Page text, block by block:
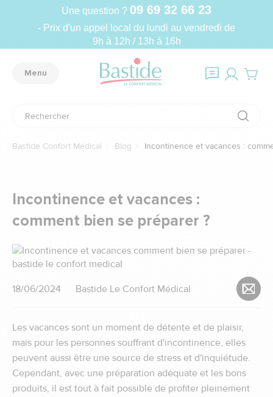
Une question ? 09 69 32 66 23
- Prix d'un appel local du lundi au vendredi de
9h à 12h / 13h à 16h
Menu
Bastide Confort Médical Blog Incontinence et vacances :
Incontinence et vacances :
comment bien se préparer ?
18/06/2024 Bastide Le Confort Médical
Les vacances sont un moment de détente et de plaisir,
mais pour les personnes souffrant d'incontinence, elles
peuvent aussi être une source de stress et d'inquiétude.
Cependant, avec une préparation adéquate et les bons
produits, il est tout à fait possible de profiter pleinement